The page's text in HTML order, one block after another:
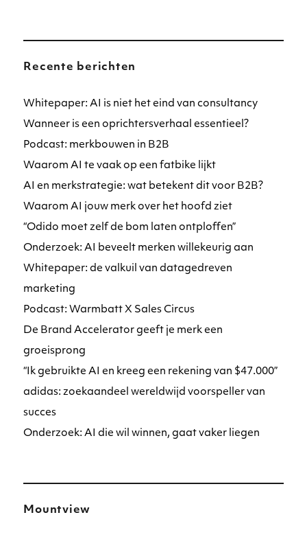
Recente berichten
Whitepaper: AI is niet het eind van consultancy
Wanneer is een oprichtersverhaal essentieel?
Podcast: merkbouwen in B2B
Waarom AI te vaak op een fatbike lijkt
AI en merkstrategie: wat betekent dit voor B2B?
Waarom AI jouw merk over het hoofd ziet
“Odido moet zelf de bom laten ontploffen”
Onderzoek: AI beveelt merken willekeurig aan
Whitepaper: de valkuil van datagedreven
marketing
Podcast: Warmbatt X Sales Circus
De Brand Accelerator geeft je merk een
groeisprong
“Ik gebruikte AI en kreeg een rekening van $47.000”
adidas: zoekaandeel wereldwijd voorspeller van
succes
Onderzoek: AI die wil winnen, gaat vaker liegen
Mountview